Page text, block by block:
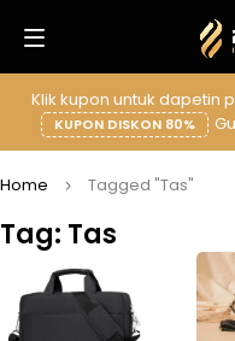
Klik kupon untuk dapetin
KUPON DISKON 80%
Tag: Tas
Home Tagged "Tas"